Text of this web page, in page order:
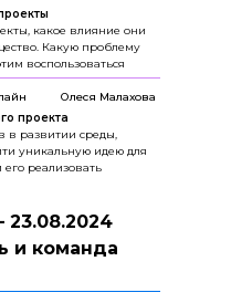
какое влияние они
Какую проблему
воспользоваться
проекта
в развитии среды,
уникальную идею для
его реализовать
Олеся Малахова
23.08.2024
и команда